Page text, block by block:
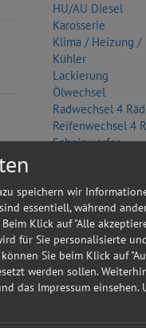
HU/AU Diesel
Karosserie
Klima / Heizung /
Kühler
Lackierung
Ölwechsel
Radwechsel 4
Reifenwechsel 4
Scheinwerfer
Zylinderkopf
Orte
Alle
Hamburg
Düsseldorf
speichern wir
essentiell, während
Klick auf "Alle
für Sie personalisierte
Sie beim Klick auf
werden sollen.
das Impressum einsehen.